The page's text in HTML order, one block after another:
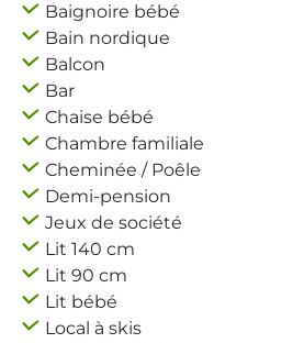
Baignoire bébé
Bain nordique
Balcon
Bar
Chaise bébé
Chambre familiale
Cheminée / Poêle
Demi-pension
Jeux de société
Lit 140 cm
Lit 90 cm
Lit bébé
Local à skis